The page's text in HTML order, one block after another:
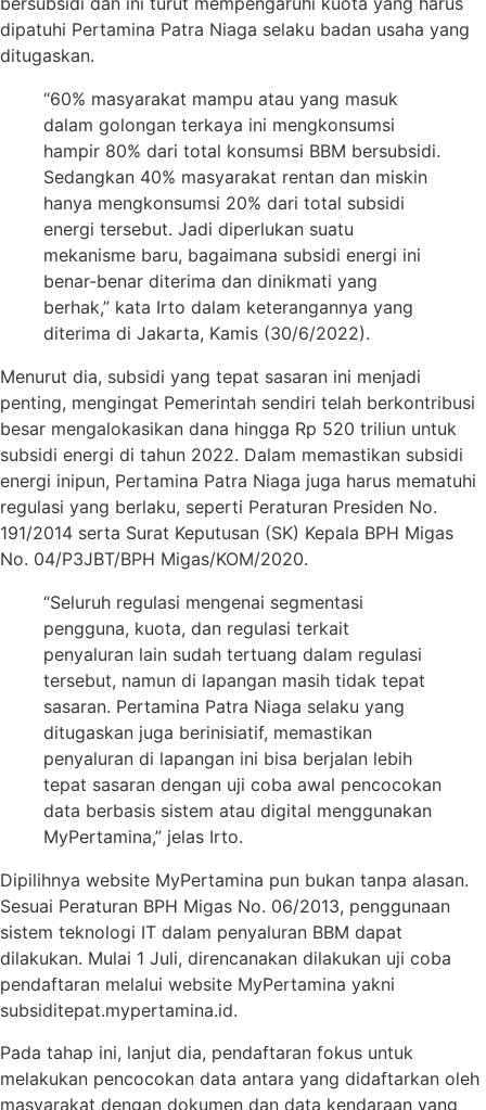
dipatuhi Pertamina Patra Niaga selaku badan usaha yang
ditugaskan.
“60% masyarakat mampu atau yang masuk
dalam golongan terkaya ini mengkonsumsi
hampir 80% dari total konsumsi BBM bersubsidi.
Sedangkan 40% masyarakat rentan dan miskin
hanya mengkonsumsi 20% dari total subsidi
energi tersebut. Jadi diperlukan suatu
mekanisme baru, bagaimana subsidi energi ini
benar-benar diterima dan dinikmati yang
berhak,” kata Irto dalam keterangannya yang
diterima di Jakarta, Kamis (30/6/2022).
Menurut dia, subsidi yang tepat sasaran ini menjadi
penting, mengingat Pemerintah sendiri telah berkontribusi
besar mengalokasikan dana hingga Rp 520 triliun untuk
subsidi energi di tahun 2022. Dalam memastikan subsidi
energi inipun, Pertamina Patra Niaga juga harus mematuhi
regulasi yang berlaku, seperti Peraturan Presiden No.
191/2014 serta Surat Keputusan (SK) Kepala BPH Migas
No. 04/P3JBT/BPH Migas/KOM/2020.
“Seluruh regulasi mengenai segmentasi
pengguna, kuota, dan regulasi terkait
penyaluran lain sudah tertuang dalam regulasi
tersebut, namun di lapangan masih tidak tepat
sasaran. Pertamina Patra Niaga selaku yang
ditugaskan juga berinisiatif, memastikan
penyaluran di lapangan ini bisa berjalan lebih
tepat sasaran dengan uji coba awal pencocokan
data berbasis sistem atau digital menggunakan
MyPertamina,” jelas Irto.
Dipilihnya website MyPertamina pun bukan tanpa alasan.
Sesuai Peraturan BPH Migas No. 06/2013, penggunaan
sistem teknologi IT dalam penyaluran BBM dapat
dilakukan. Mulai 1 Juli, direncanakan dilakukan uji coba
pendaftaran melalui website MyPertamina yakni
subsiditepat.mypertamina.id.
Pada tahap ini, lanjut dia, pendaftaran fokus untuk
melakukan pencocokan data antara yang didaftarkan oleh
masyarakat dengan dokumen dan data kendaraan yang